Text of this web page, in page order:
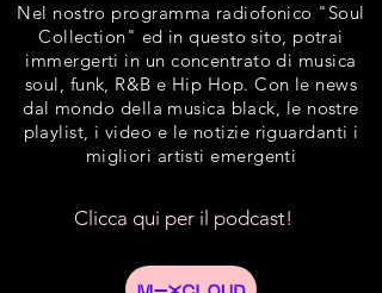
Nel nostro programma radiofonico "Soul
Collection" ed in questo sito, potrai
immergerti in un concentrato di musica
soul, funk, R&B e Hip Hop. Con le news
dal mondo della musica black, le nostre
playlist, i video e le notizie riguardanti i
migliori artisti emergenti
Clicca qui per il podcast!